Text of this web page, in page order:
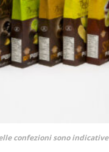
confezioni sono indicative